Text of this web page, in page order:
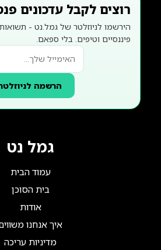
רוצים לקבל עדכונים
הירשמו לניוזלטר של גמל.נט -
פיננסיים וטיפים. בלי ספאם.
הרשמה
גמל נט
עמוד הבית
בית הסוכן
אודות
איך אנחנו
מדיניות עריכה